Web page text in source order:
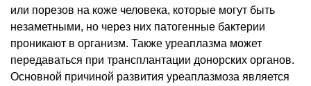
или порезов на коже человека, которые могут быть
незаметными, но через них патогенные бактерии
проникают в организм. Также уреаплазма может
передаваться при трансплантации донорских органов.
Основной причиной развития уреаплазмоза является